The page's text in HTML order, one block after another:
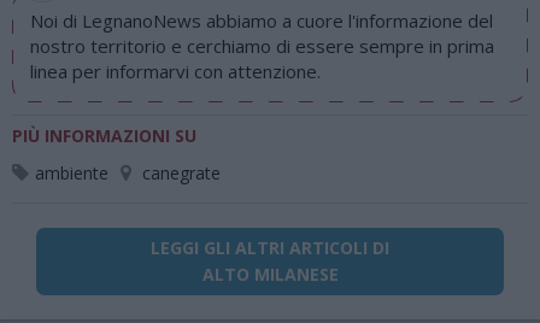
Noi di LegnanoNews abbiamo a cuore l'informazione del
nostro territorio e cerchiamo di essere sempre in prima
linea per informarvi con attenzione.
PIÙ INFORMAZIONI SU
ambiente
canegrate
LEGGI GLI ALTRI ARTICOLI DI
ALTO MILANESE